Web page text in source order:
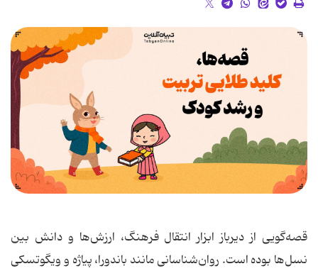
قصه‌گویی از دیرباز ابزار انتقال فرهنگ، ارزش‌ها و دانش بین
نسل‌ها بوده است. روان‌شناسانی مانند باندورا، پیاژه و ویگوتسکی